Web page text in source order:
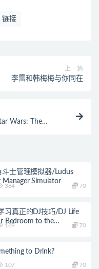
链接
上一篇
李雷和韩梅梅与你同在
Wars: The
士管理模拟器/Ludus
Manager Simulator
364 70
习真正的DJ技巧/DJ Life
Bedroom to the
189 70
to Drink?
107 70